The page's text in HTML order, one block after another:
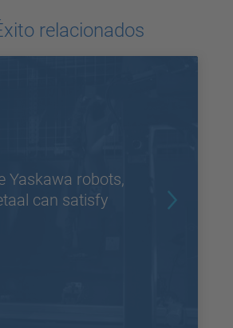
Platform
relacionados
Yaskawa robots,
can satisfy